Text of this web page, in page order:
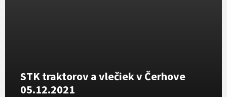
STK traktorov a vlečiek v Čerhove
05.12.2021